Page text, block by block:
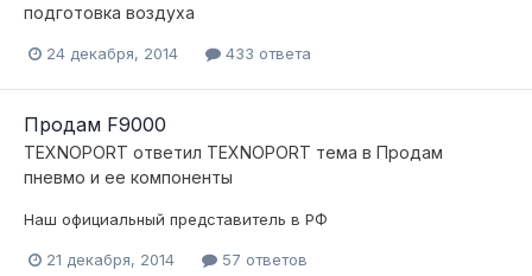
подготовка воздуха
24 декабря, 2014 433 ответа
Продам F9000
TEXNOPORT ответил TEXNOPORT тема в Продам
пневмо и ее компоненты
Наш официальный представитель в РФ
21 декабря, 2014 57 ответов